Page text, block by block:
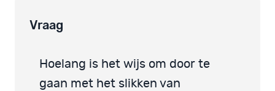
Vraag
Hoelang is het wijs om door te
gaan met het slikken van